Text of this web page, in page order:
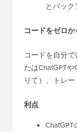
とバック
コードをゼロ
コードを自分
たはChatGPT
りて）、トレ
利点